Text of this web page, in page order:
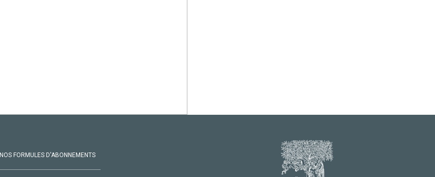
NOS FORMULES D'ABONNEMENTS